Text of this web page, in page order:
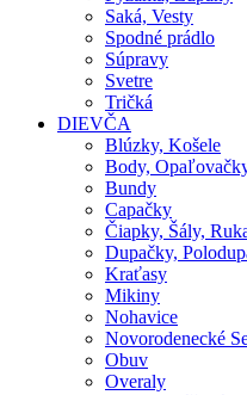
Saká, Vesty
Spodné prádlo
Súpravy
Svetre
Tričká
DIEVČA
Blúzky, Košele
Body,
Bundy
Capačky
Čiapky, Šály,
Dupačky,
Kraťasy
Mikiny
Nohavice
Novorodenecké
Obuv
Overaly